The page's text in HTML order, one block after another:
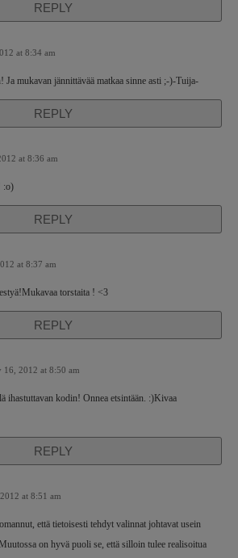
REPLY
at 8:34 am
Ja mukavan jännittävää matkaa sinne asti ;-)-Tuija-
REPLY
at 8:36 am
:o)
REPLY
at 8:37 am
torstaita ! <3
REPLY
16, 2012 at 8:50 am
ihastuttavan kodin! Onnea etsintään. :)Kivaa
REPLY
at 8:51 am
että tietoisesti tehdyt valinnat johtavat usein
on hyvä puoli se, että silloin tulee realisoitua